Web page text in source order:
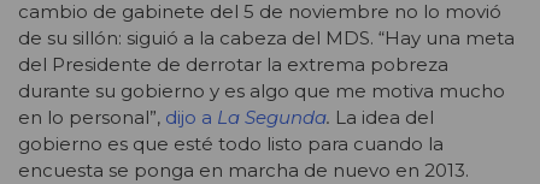
cambio de gabinete del 5 de noviembre no lo movió
de su sillón: siguió a la cabeza del MDS. “Hay una meta
del Presidente de derrotar la extrema pobreza
durante su gobierno y es algo que me motiva mucho
en lo personal”, dijo a La Segunda. La idea del
gobierno es que esté todo listo para cuando la
encuesta se ponga en marcha de nuevo en 2013.